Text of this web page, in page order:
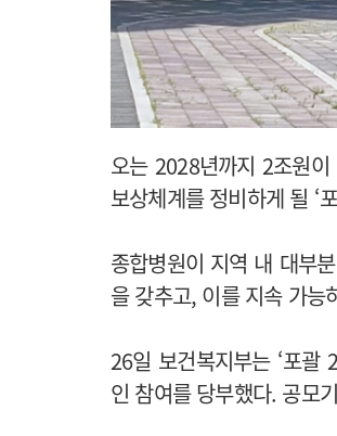
오는 2028년까지 2조원
보상체계를 정비하게 될 ‘
종합병원이 지역 내 대부
을 갖추고, 이를 지속 가
26일 보건복지부는 ‘포괄
인 참여를 당부했다. 공모